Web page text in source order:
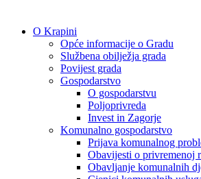
O Krapini
Opće informacije o Gradu
Službena obilježja grada
Povijest grada
Gospodarstvo
O gospodarstvu
Poljoprivreda
Invest in Zagorje
Komunalno gospodarstvo
Prijava komunalnog
Obavijesti o privremenoj
Obavljanje komunalnih